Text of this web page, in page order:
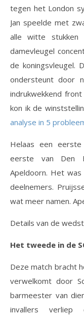
tegen het London
Jan speelde met
alle witte stukken
damevleugel
de koningsvleugel.
ondersteunt door
indrukwekkend
kon ik de
analyse in 5
Helaas een
eerste van Den
Apeldoorn. Het
deelnemers.
wat meer namen.
Details van de
Het tweede in de
Deze match bracht
verwelkomt door
barmeester van
invallers verliep